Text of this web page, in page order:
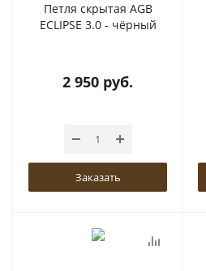
Петля скрытая AGB
ECLIPSE 3.0 - чёрный
2 950 руб.
Заказать